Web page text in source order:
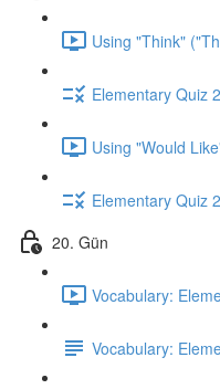
Using "Think"
Elementary Quiz
Using "Would
Elementary Quiz
20. Gün
Vocabulary:
Vocabulary: